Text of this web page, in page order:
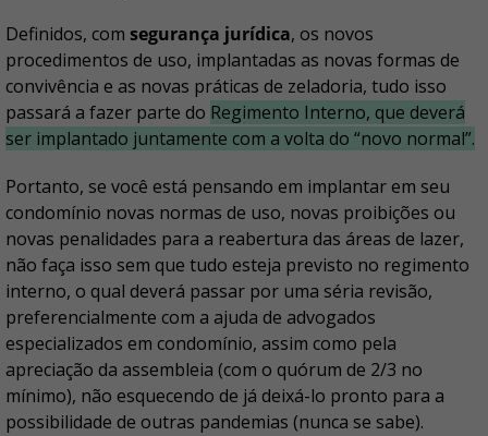
Definidos, com segurança jurídica, os novos
procedimentos de uso, implantadas as novas formas de
convivência e as novas práticas de zeladoria, tudo isso
passará a fazer parte do Regimento Interno, que deverá
ser implantado juntamente com a volta do “novo normal”.
Portanto, se você está pensando em implantar em seu
condomínio novas normas de uso, novas proibições ou
novas penalidades para a reabertura das áreas de lazer,
não faça isso sem que tudo esteja previsto no regimento
interno, o qual deverá passar por uma séria revisão,
preferencialmente com a ajuda de advogados
especializados em condomínio, assim como pela
apreciação da assembleia (com o quórum de 2/3 no
mínimo), não esquecendo de já deixá-lo pronto para a
possibilidade de outras pandemias (nunca se sabe).